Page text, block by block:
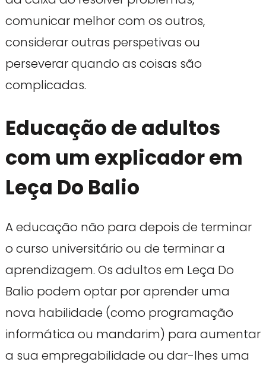
comunicar melhor com os outros,
considerar outras perspetivas ou
perseverar quando as coisas são
complicadas.
Educação de adultos
com um explicador em
Leça Do Balio
A educação não para depois de terminar
o curso universitário ou de terminar a
aprendizagem. Os adultos em Leça Do
Balio podem optar por aprender uma
nova habilidade (como programação
informática ou mandarim) para aumentar
a sua empregabilidade ou dar-lhes uma